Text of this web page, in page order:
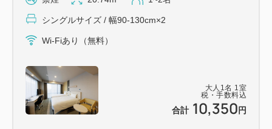
大人 1 名 1 室
税・手数料込
合計 10,350 円
シングルサイズ / 幅90-130cm×2
Wi-Fiあり（無料）